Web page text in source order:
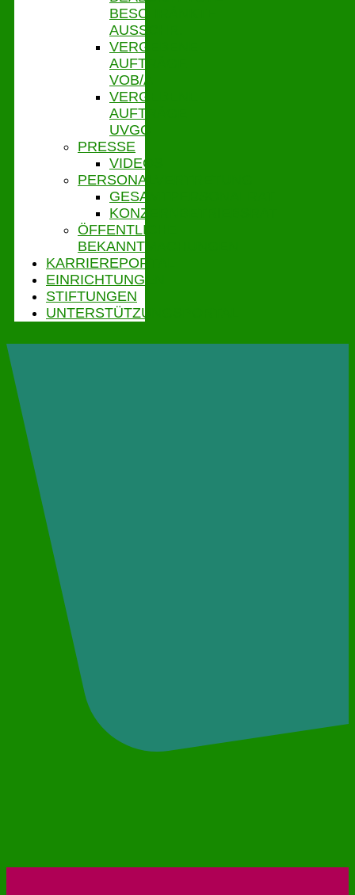
BESCHRÄNKTE
AUSSCHR.
VERGEBENE
AUFTRÄGE
VOB/A
VERGEBENE
AUFTRÄGE
UVGO
PRESSE
VIDEOS
PERSONALVERTRETUNG
GESAMTPERSONALRAT
KONZERNBETRIEBSRAT
ÖFFENTLICHE
BEKANNTMACHUNGEN
KARRIEREPORTAL
EINRICHTUNGEN
STIFTUNGEN
UNTERSTÜTZUNGSPORTAL